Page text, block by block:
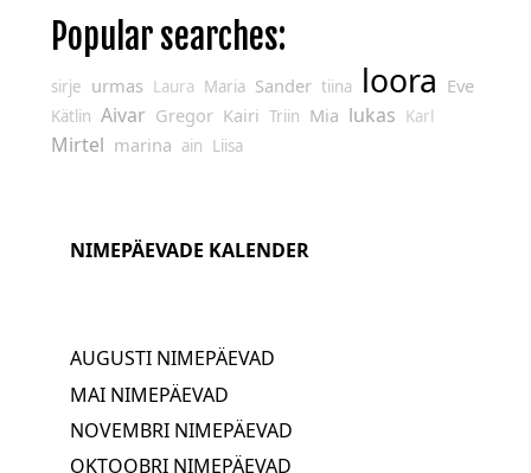
Popular searches:
sirje urmas Laura Maria Sander tiina loora Eve
Kätlin Aivar Gregor Kairi Triin Mia lukas Karl
Mirtel marina ain Liisa
NIMEPÄEVADE KALENDER
AUGUSTI NIMEPÄEVAD
MAI NIMEPÄEVAD
NOVEMBRI NIMEPÄEVAD
OKTOOBRI NIMEPÄEVAD